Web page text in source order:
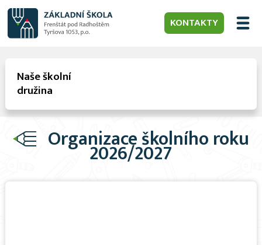
KONTAKTY
Naše školní
družina
Organizace školního roku
2026/2027